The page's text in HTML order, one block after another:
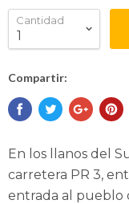
Cantidad
Compartir:
En los llanos del
carretera PR 3,
entrada al pueblo